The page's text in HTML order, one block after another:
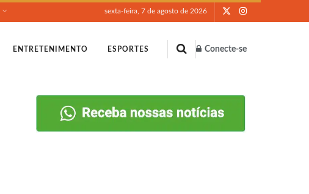
sexta-feira, 7 de agosto de 2026
ENTRETENIMENTO ESPORTES Conecte-se